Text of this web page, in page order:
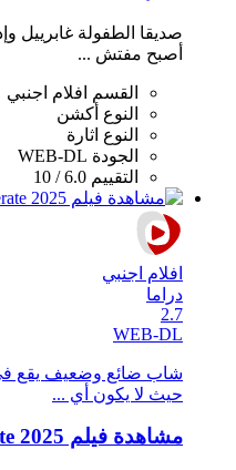
صديقا الطفولة غابرييل
أصبح مفتش ...
القسم
افلام اجنبي
النوع أكشن
النوع اثارة
الجودة WEB-DL
التقييم 6.0 / 10
افلام اجنبي
دراما
2.7
WEB-DL
شاب ضائع وضعيف يقع في
حيث لا يكون أي ...
مشاهدة فيلم Desperate 2025 مترجم